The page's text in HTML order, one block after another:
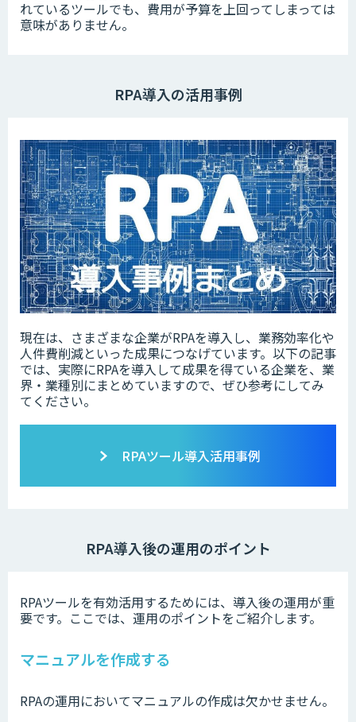
れているツールでも、費用が予算を上回ってしまっては
意味がありません。
RPA導入の活用事例
現在は、さまざまな企業がRPAを導入し、業務効率化や
人件費削減といった成果につなげています。以下の記事
では、実際にRPAを導入して成果を得ている企業を、業
界・業種別にまとめていますので、ぜひ参考にしてみ
てください。
RPAツール導入活用事例
RPA導入後の運用のポイント
RPAツールを有効活用するためには、導入後の運用が重
要です。 ここでは、運用のポイントをご紹介します。
マニュアルを作成する
RPAの運用においてマニュアルの作成は欠かせません。